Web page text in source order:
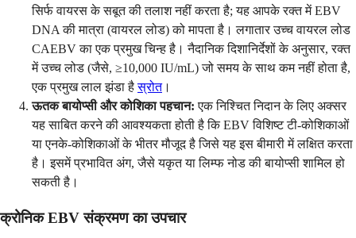
सिर्फ वायरस के सबूत की तलाश नहीं करता है; यह आपके रक्त में EBV
DNA की मात्रा (वायरल लोड) को मापता है। लगातार उच्च वायरल लोड
CAEBV का एक प्रमुख चिन्ह है। नैदानिक दिशानिर्देशों के अनुसार, रक्त
में उच्च लोड (जैसे, ≥10,000 IU/mL) जो समय के साथ कम नहीं होता है,
एक प्रमुख लाल झंडा हैस्रोत।
ऊतक बायोप्सी और कोशिका पहचान: एक निश्चित निदान के लिए अक्सर
यह साबित करने की आवश्यकता होती है कि EBV विशिष्ट टी-कोशिकाओं
या एनके-कोशिकाओं के भीतर मौजूद है जिसे यह इस बीमारी में लक्षित करता
है। इसमें प्रभावित अंग, जैसे यकृत या लिम्फ नोड की बायोप्सी शामिल हो
सकती है।
क्रोनिक EBV संक्रमण का उपचार